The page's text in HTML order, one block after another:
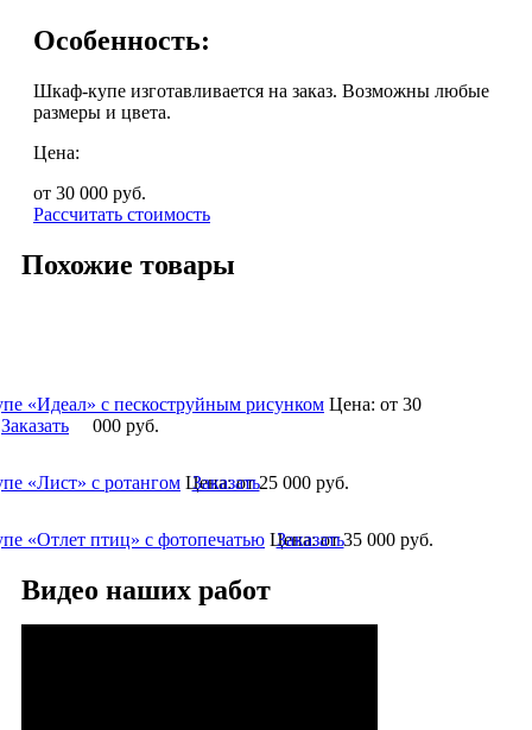
Особенность:
Шкаф-купе изготавливается на заказ. Возможны любые
размеры и цвета.
Цена:
от 30 000 руб.
Рассчитать стоимость
Похожие товары
«Идеал» с пескоструйным рисунком Цена: от 30
000руб.
Заказать
«Лист» с ротангом Цена:от 25 000 руб.
Заказать
«Отлет птиц» с фотопечатью Цена:от 35 000 руб.
Заказать
Видео наших работ